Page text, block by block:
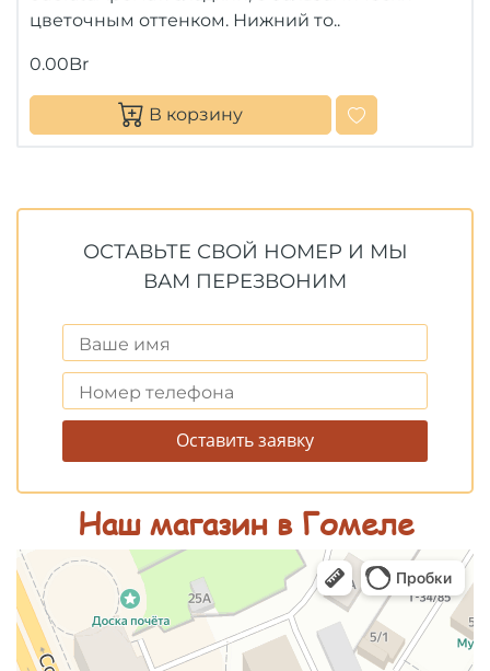
цветочным оттенком. Нижний то..
0.00Br
В корзину
ОСТАВЬТЕ СВОЙ НОМЕР И МЫ
ВАМ ПЕРЕЗВОНИМ
Оставить заявку
Наш магазин в Гомеле